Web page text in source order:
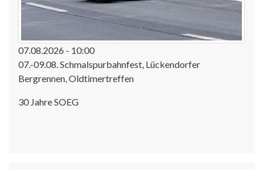
07.08.2026 - 10:00
07.-09.08. Schmalspurbahnfest, Lückendorfer
Bergrennen, Oldtimertreffen
30 Jahre SOEG